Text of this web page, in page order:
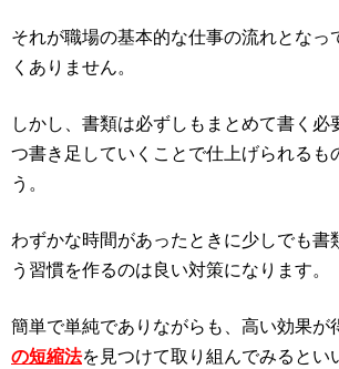
それが職場の基本的な仕事の流れとなっ
くありません。
しかし、書類は必ずしもまとめて書く必
つ書き足していくことで仕上げられるも
う。
わずかな時間があったときに少しでも書
う習慣を作るのは良い対策になります。
簡単で単純でありながらも、高い効果が
の短縮法を見つけて取り組んでみるとい